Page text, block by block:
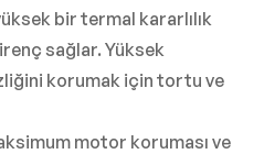
bir termal kararlılık
sağlar. Yüksek
korumak için tortu ve
motor koruması ve